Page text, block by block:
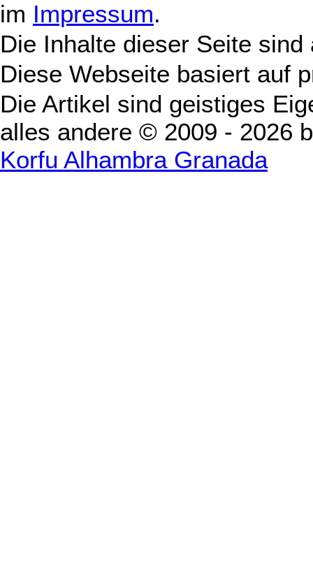
im Impressum.
Die Inhalte dieser Seite
Diese Webseite basiert auf
Die Artikel sind geistiges
alles andere © 2009 - 2026
Korfu Alhambra Granada